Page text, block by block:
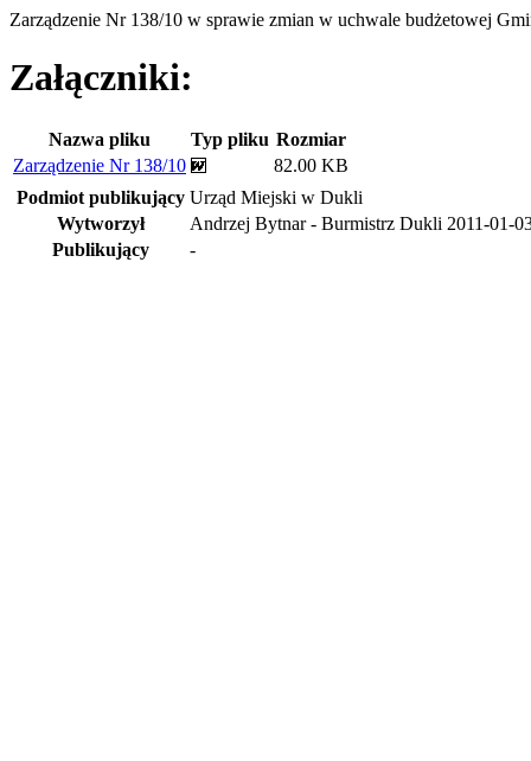
Zarządzenie Nr 138/10 w sprawie zmian w uchwale budżetowej
Załączniki:
Nazwa pliku Typ pliku Rozmiar
Zarządzenie Nr 138/10
82.00 KB
Podmiot publikujący Urząd Miejski w Dukli
Wytworzył
Andrzej Bytnar - Burmistrz Dukli 2011-01-
Publikujący
-